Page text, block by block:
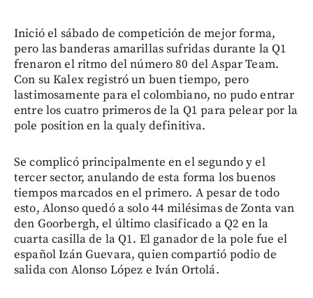
Inició el sábado de competición de mejor forma,
pero las banderas amarillas sufridas durante la Q1
frenaron el ritmo del número 80 del Aspar Team.
Con su Kalex registró un buen tiempo, pero
lastimosamente para el colombiano, no pudo entrar
entre los cuatro primeros de la Q1 para pelear por la
pole position en la qualy definitiva.
Se complicó principalmente en el segundo y el
tercer sector, anulando de esta forma los buenos
tiempos marcados en el primero. A pesar de todo
esto, Alonso quedó a solo 44 milésimas de Zonta van
den Goorbergh, el último clasificado a Q2 en la
cuarta casilla de la Q1. El ganador de la pole fue el
español Izán Guevara, quien compartió podio de
salida con Alonso López e Iván Ortolá.